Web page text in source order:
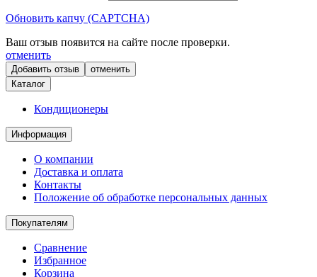
Обновить капчу (CAPTCHA)
Ваш отзыв появится на сайте после проверки.
отменить
отменить
Каталог
Кондиционеры
Информация
О компании
Доставка и оплата
Контакты
Положение об обработке персональных данных
Покупателям
Сравнение
Избранное
Корзина